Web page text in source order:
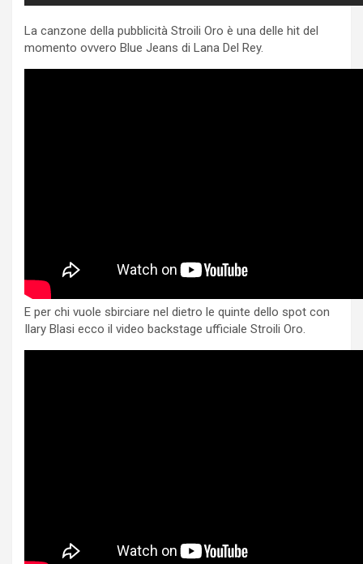
La canzone della pubblicità Stroili Oro è una delle hit del
momento ovvero Blue Jeans di Lana Del Rey.
E per chi vuole sbirciare nel dietro le quinte dello spot con
Ilary Blasi ecco il video backstage ufficiale Stroili Oro.